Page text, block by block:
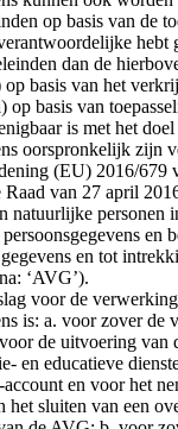
op basis van de
hebt
dan de
basis van het
op basis van
is met het
oorspronkelijk zijn
(EU) 2016/679
Raad van 27 april
natuurlijke personen
en
en tot
‘AVG’).
voor de
is: a. voor zover de
de uitvoering van
en educatieve
en voor het
het sluiten van een